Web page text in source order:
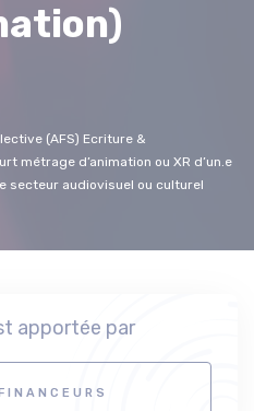
(AFS) Ecriture &
métrage d’animation ou XR d’un.e
secteur audiovisuel ou culturel
apportée par